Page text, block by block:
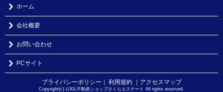
ホーム
会社概要
お問い合わせ
PCサイト
プライバシーポリシー ｜ 利用規約 ｜アクセスマップ
Copyright(c) LIXIL不動産ショップさくらエステート All rights reserved.